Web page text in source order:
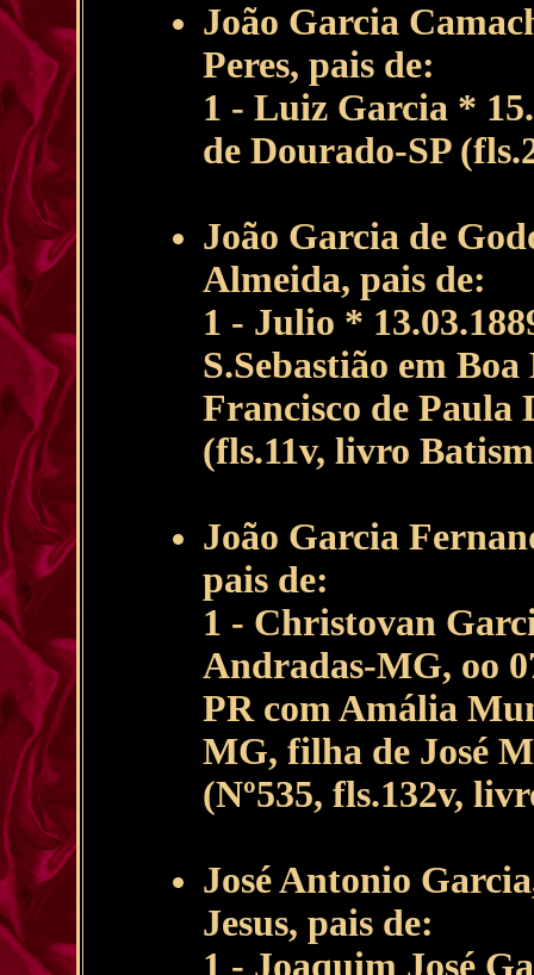
João Garcia
Peres, pais de:
1 - Luiz Garcia *
de Dourado-SP
João Garcia de
Almeida, pais de:
1 - Julio *
S.Sebastião em
Francisco de Paula
(fls.11v, livro
João Garcia
pais de:
1 - Christovan
Andradas-MG, oo
PR com Amália
MG, filha de José
(Nº535, fls.132v,
José Antonio
Jesus, pais de:
1 - Joaquim José